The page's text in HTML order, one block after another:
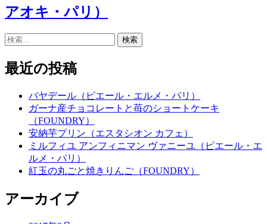
アオキ・パリ）
検
最近の投稿
バヤデール（ピエール・エルメ・パリ）
ガーナ産チョコレートと苺のショートケーキ
（FOUNDRY）
安納芋プリン（エスタシオン カフェ）
ミルフィユ アンフィニマン ヴァニーユ（ピエール・エ
ルメ・パリ）
紅玉の丸ごと焼きりんご（FOUNDRY）
アーカイブ